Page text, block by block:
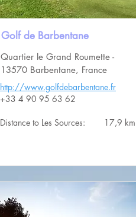
Golf de Barbentane
Quartier le Grand Roumette -
13570 Barbentane, France
http://www.golfdebarbentane.fr
+33 4 90 95 63 62
Distance to Les Sources: 17,9 km